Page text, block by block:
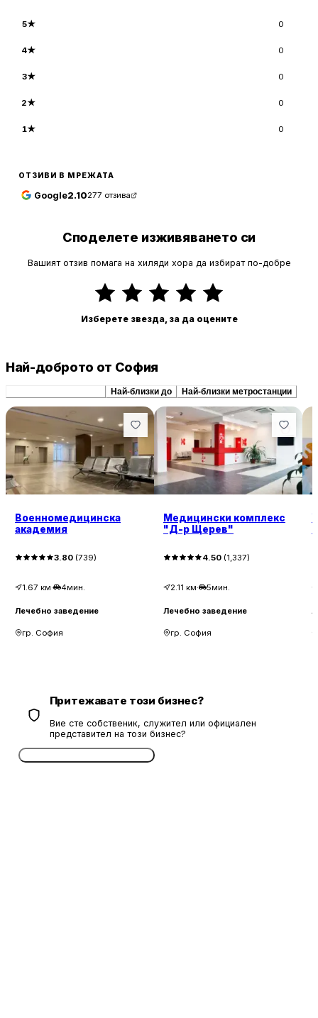
5★ 0
4★ 0
3★ 0
2★ 0
1★ 0
ОТЗИВИ В МРЕЖАТА
Google2.10277 отзива
Споделете изживяването си
Вашият отзив помага на хиляди хора да избират по-добре
Изберете звезда, за да оцените
Най-доброто от София
Най-близки до Най-близки метростанции
Военномедицинска
академия
3.80 (739)
1.67 км· 4мин.
Лечебно заведение
гр. София
Медицински комплекс
"Д-р Щерев"
4.50 (1,337)
2.11 км· 5мин.
Лечебно заведение
гр. София
Притежавате този бизнес?
Вие сте собственик, служител или официален
представител на този бизнес?